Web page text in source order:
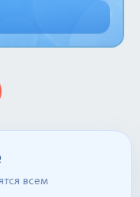
всем